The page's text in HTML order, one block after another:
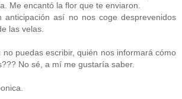
Me encantó la flor que te enviaron.
anticipación así no nos coge desprevenidos
las velas.
no puedas escribir, quién nos informará cómo
No sé, a mí me gustaría saber.